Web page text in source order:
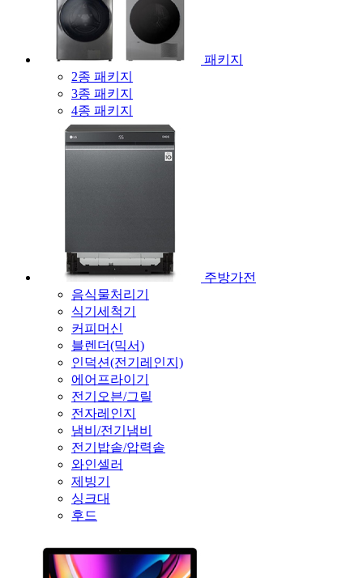
패키지
2종 패키지
3종 패키지
4종 패키지
주방가전
음식물처리기
식기세척기
커피머신
블렌더(믹서)
인덕션(전기레인지)
에어프라이기
전기오븐/그릴
전자레인지
냄비/전기냄비
전기밥솥/압력솥
와인셀러
제빙기
싱크대
후드